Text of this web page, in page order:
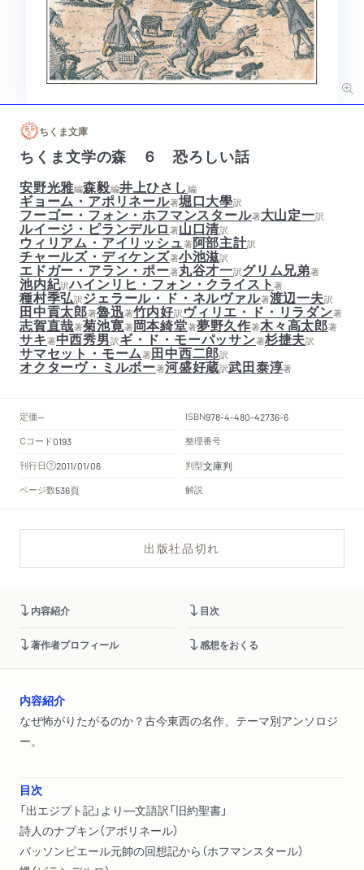
ちくま文庫
ちくま文学の森 ６ 恐ろしい話
安野光雅編森毅編井上ひさし編
ギョーム・アポリネール著堀口大學訳
フーゴー・フォン・ホフマンスタール著大山定一訳
ルイージ・ピランデルロ著山口清訳
ウィリアム・アイリッシュ著阿部主計訳
チャールズ・ディケンズ著小池滋訳
エドガー・アラン・ポー著丸谷才一訳グリム兄弟著
池内紀訳ハインリヒ・フォン・クライスト著
種村季弘訳ジェラール・ド・ネルヴァル著渡辺一夫訳
田中貢太郎著魯迅著竹内好訳ヴィリエ・ド・リラダン著
志賀直哉著菊池寛著岡本綺堂著夢野久作著木々高太郎著
サキ著中西秀男訳ギ・ド・モーパッサン著杉捷夫訳
サマセット・モーム著田中西二郎訳
オクターヴ・ミルボー著河盛好蔵訳武田泰淳著
定価-- ISBN978-4-480-42736-6
Cコード0193
整理番号
刊行日
2011/01/06 判型文庫判
ページ数536頁 解説
出版社品切れ
内容紹介 目次
著作者プロフィール 感想をおくる
内容紹介
なぜ怖がりたがるのか？古今東西の名作、テーマ別アンソロジ
ー。
目次
「出エジプト記」より―文語訳「旧約聖書」
詩人のナプキン（アポリネール）
バッソンピエール元帥の回想記から（ホフマンスタール）